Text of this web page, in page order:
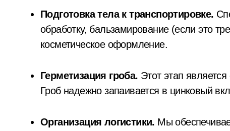
Подготовка тела к транспортировке.
обработку, бальзамирование (если это
косметическое оформление.
Герметизация гроба. Этот этап
Гроб надежно запаивается в цинковый
Организация логистики. Мы